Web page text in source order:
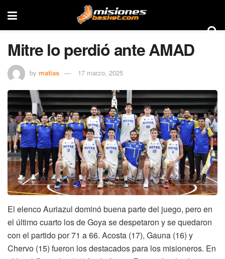
Mitre lo perdió ante AMAD
by matias 17 marzo, 2025
El elenco Auriazul dominó buena parte del juego, pero en
el último cuarto los de Goya se despetaron y se quedaron
con el partido por 71 a 66. Acosta (17), Gauna (16) y
Chervo (15) fueron los destacados para los misioneros. En